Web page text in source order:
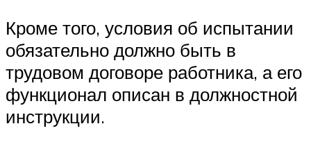
Кроме того, условия об испытании
обязательно должно быть в
трудовом договоре работника, а его
функционал описан в должностной
инструкции.